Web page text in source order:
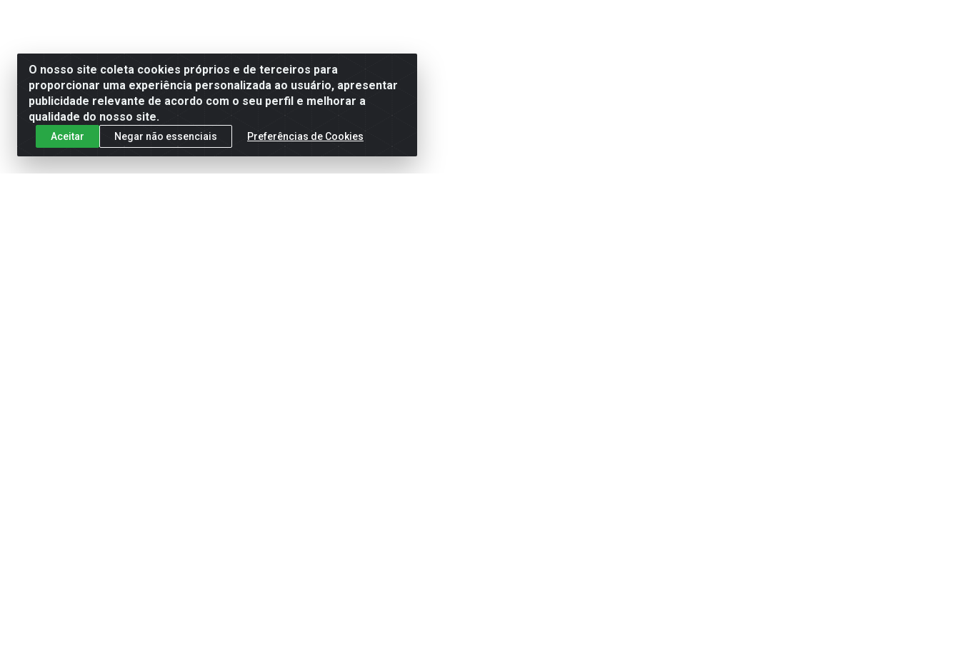
O nosso site coleta cookies próprios e de terceiros para
proporcionar uma experiência personalizada ao usuário, apresentar
publicidade relevante de acordo com o seu perfil e melhorar a
qualidade do nosso site.
Aceitar Negar não essenciais Preferências de Cookies